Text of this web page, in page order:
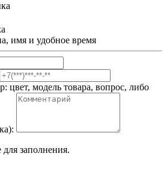
имя и удобное время
цвет, модель товара, вопрос, либо
заполнения.